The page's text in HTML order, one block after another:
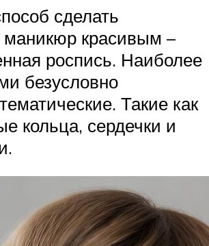
сделать
красивым –
роспись. Наиболее
безусловно
Такие как
кольца, сердечки и